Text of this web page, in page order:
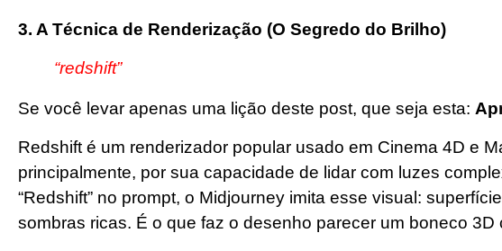
3. A Técnica de Renderização (O Segredo do Brilho)
“redshift”
Se você levar apenas uma lição deste post, que seja esta:
Redshift é um renderizador popular usado em Cinema 4D e
principalmente, por sua capacidade de lidar com luzes
“Redshift” no prompt, o Midjourney imita esse visual:
sombras ricas. É o que faz o desenho parecer um boneco 3D